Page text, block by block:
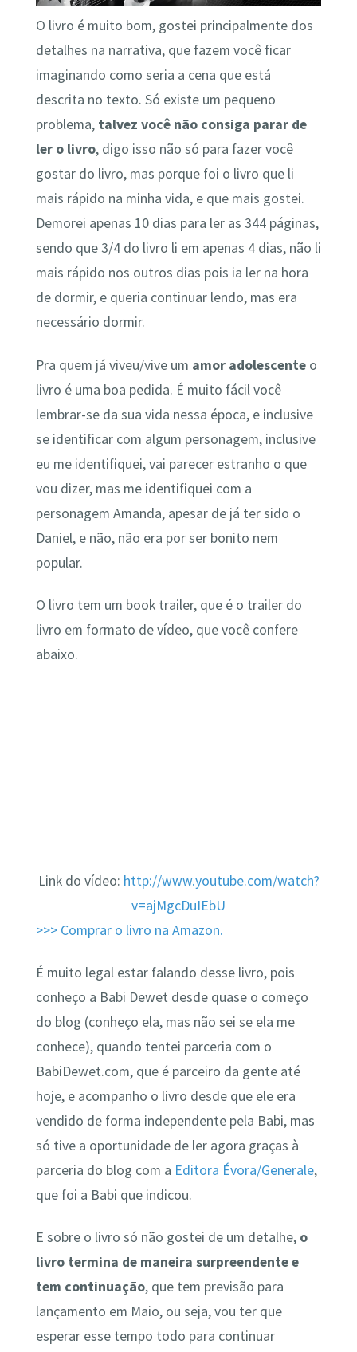
O livro é muito bom, gostei principalmente dos
detalhes na narrativa, que fazem você ficar
imaginando como seria a cena que está
descrita no texto. Só existe um pequeno
problema, talvez você não consiga parar de
ler o livro, digo isso não só para fazer você
gostar do livro, mas porque foi o livro que li
mais rápido na minha vida, e que mais gostei.
Demorei apenas 10 dias para ler as 344 páginas,
sendo que 3/4 do livro li em apenas 4 dias, não li
mais rápido nos outros dias pois ia ler na hora
de dormir, e queria continuar lendo, mas era
necessário dormir.
Pra quem já viveu/vive um amor adolescenteo
livro é uma boa pedida. É muito fácil você
lembrar-se da sua vida nessa época, e inclusive
se identificar com algum personagem, inclusive
eu me identifiquei, vai parecer estranho o que
vou dizer, mas me identifiquei com a
personagem Amanda, apesar de já ter sido o
Daniel, e não, não era por ser bonito nem
popular.
O livro tem um book trailer, que é o trailer do
livro em formato de vídeo, que você confere
abaixo.
Link do vídeo: http://www.youtube.com/watch?
v=ajMgcDuIEbU
>>> Comprar o livro na Amazon.
É muito legal estar falando desse livro, pois
conheço a Babi Dewet desde quase o começo
do blog (conheço ela, mas não sei se ela me
conhece), quando tentei parceria com o
BabiDewet.com, que é parceiro da gente até
hoje, e acompanho o livro desde que ele era
vendido de forma independente pela Babi, mas
só tive a oportunidade de ler agora graças à
parceria do blog com a Editora Évora/Generale,
que foi a Babi que indicou.
E sobre o livro só não gostei de um detalhe, o
livro termina de maneira surpreendente e
tem continuação, que tem previsão para
lançamento em Maio, ou seja, vou ter que
esperar esse tempo todo para continuar